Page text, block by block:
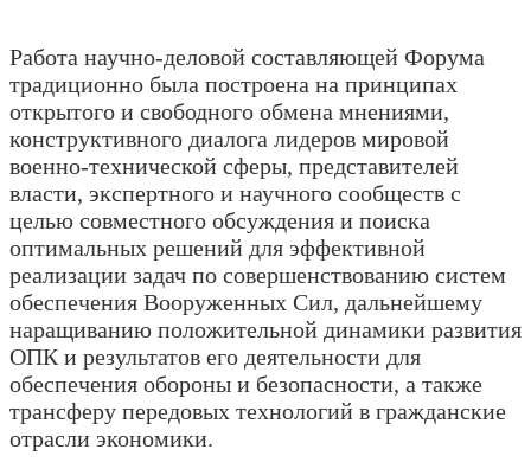
Работа научно-деловой составляющей Форума
традиционно была построена на принципах
открытого и свободного обмена мнениями,
конструктивного диалога лидеров мировой
военно-технической сферы, представителей
власти, экспертного и научного сообществ с
целью совместного обсуждения и поиска
оптимальных решений для эффективной
реализации задач по совершенствованию систем
обеспечения Вооруженных Сил, дальнейшему
наращиванию положительной динамики развития
ОПК и результатов его деятельности для
обеспечения обороны и безопасности, а также
трансферу передовых технологий в гражданские
отрасли экономики.